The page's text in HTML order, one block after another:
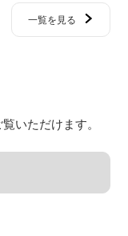
一覧を見る
いただけます。